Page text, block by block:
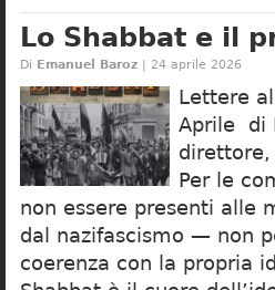
Lo Shabbat e il
Di Emanuel Baroz | 24 aprile 2026
Lettere
Aprile di
direttore,
Per le
non essere presenti alle
dal nazifascismo — non
coerenza con la propria